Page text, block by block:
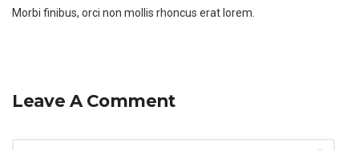
Morbi finibus, orci non mollis rhoncus erat lorem.
Leave A Comment